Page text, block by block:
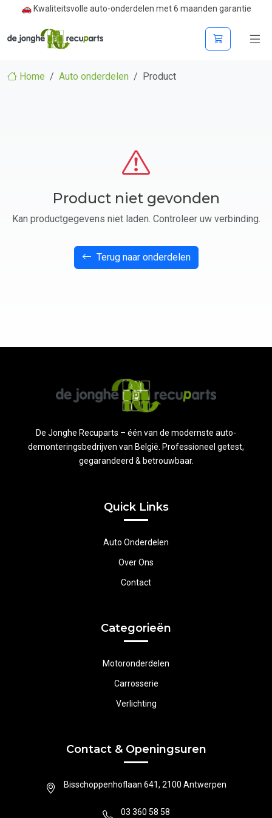
🚗 Kwaliteitsvolle auto-onderdelen met 6 maanden garantie
Home Auto onderdelen Product
Product niet gevonden
Kan productgegevens niet laden. Controleer uw verbinding.
Terug naar onderdelen
De Jonghe Recuparts – één van de modernste auto-
demonteringsbedrijven van België. Professioneel getest,
gegarandeerd & betrouwbaar.
Quick Links
Auto Onderdelen
Over Ons
Contact
Categorieën
Motoronderdelen
Carrosserie
Verlichting
Contact & Openingsuren
Bisschoppenhoflaan 641, 2100 Antwerpen
03 360 58 58